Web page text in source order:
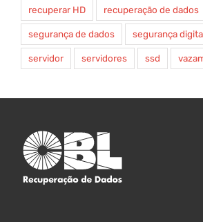
recuperar HD recuperação de dados
segurança de dados segurança
servidor servidores ssd